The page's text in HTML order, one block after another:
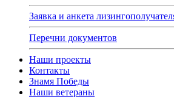
Заявка и анкета
Перечни документов
Наши проекты
Контакты
Знамя Победы
Наши ветераны